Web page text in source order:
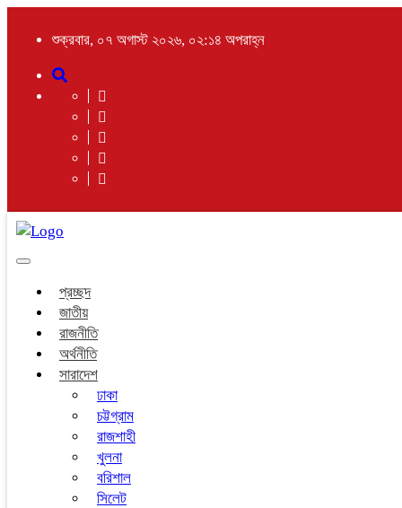
শুক্রবার, ০৭ অগাস্ট ২০২৬, ০২:১৪ অপরাহ্ন
Toggle
প্রচ্ছদ
জাতীয়
রাজনীতি
অর্থনীতি
সারাদেশ
ঢাকা
চট্টগ্রাম
রাজশাহী
খুলনা
বরিশাল
সিলেট